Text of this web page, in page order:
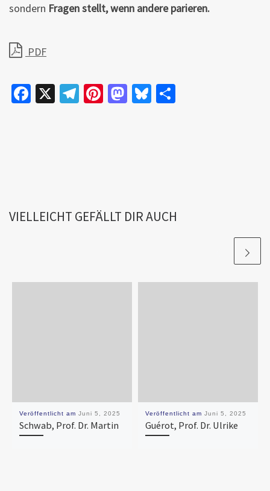
sondern Fragen stellt, wenn andere parieren.
PDF
Fa X
Te Pi M Bl
VIELLEICHT GEFÄLLT DIR AUCH
Veröffentlicht am Juni 5, 2025
Schwab, Prof. Dr. Martin
Veröffentlicht am Juni 5, 2025
Guérot, Prof. Dr. Ulrike